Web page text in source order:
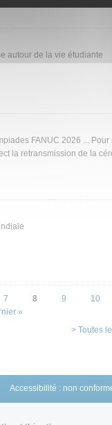
autour de la vie étudiante
FANUC 2026 ...
la retransmission de la
7 8 9 10
»
> Toutes
Accessibilité : non